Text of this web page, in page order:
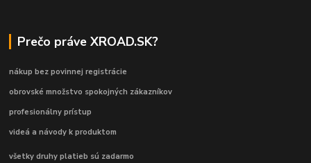
Prečo práve XROAD.SK?
nákup bez povinnej registrácie
obrovské množstvo spokojných zákazníkov
profesionálny prístup
videá a návody k produktom
všetky druhy platieb sú zadarmo